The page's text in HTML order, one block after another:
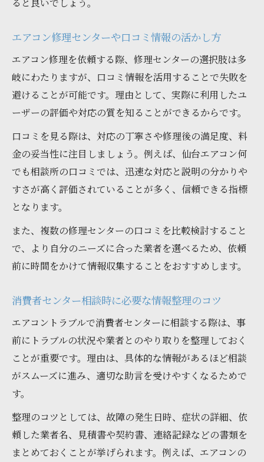
エアコン修理センターや口コミ情報の活かし方
エアコン修理を依頼する際、修理センターの選択肢は多
岐にわたりますが、口コミ情報を活用することで失敗を
避けることが可能です。理由として、実際に利用したユ
ーザーの評価や対応の質を知ることができるからです。
口コミを見る際は、対応の丁寧さや修理後の満足度、料
金の妥当性に注目しましょう。例えば、仙台エアコン何
でも相談所の口コミでは、迅速な対応と説明の分かりや
すさが高く評価されていることが多く、信頼できる指標
となります。
また、複数の修理センターの口コミを比較検討すること
で、より自分のニーズに合った業者を選べるため、依頼
前に時間をかけて情報収集することをおすすめします。
消費者センター相談時に必要な情報整理のコツ
エアコントラブルで消費者センターに相談する際は、事
前にトラブルの状況や業者とのやり取りを整理しておく
ことが重要です。理由は、具体的な情報があるほど相談
がスムーズに進み、適切な助言を受けやすくなるためで
す。
整理のコツとしては、故障の発生日時、症状の詳細、依
頼した業者名、見積書や契約書、連絡記録などの書類を
まとめておくことが挙げられます。例えば、エアコンの